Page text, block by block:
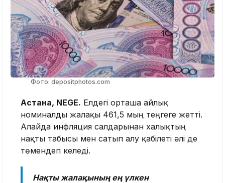
Фото: depositphotos.com
Астана, NEGE. Елдегі орташа айлық
номиналды жалақы 461,5 мың теңгеге жетті.
Алайда инфляция салдарынан халықтың
нақты табысы мен сатып алу қабілеті әлі де
төмендеп келеді.
Нақты жалақының ең үлкен